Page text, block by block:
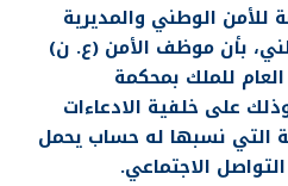
للأمن الوطني والمديرية
بأن موظف الأمن (ع. ن)
للملك بمحكمة
وذلك على خلفية الادعاءات
التي نسبها له حساب يحمل
الاجتماعي.